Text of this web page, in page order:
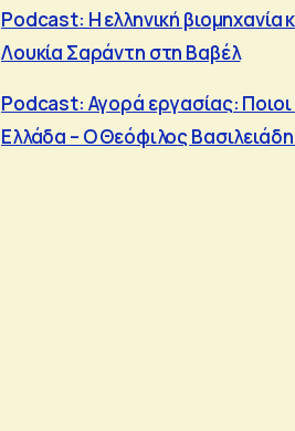
Podcast: Η ελληνική
Λουκία Σαράντη στη Βαβέλ
Podcast: Αγορά εργασίας: Ποιοι
Ελλάδα – Ο Θεόφιλος